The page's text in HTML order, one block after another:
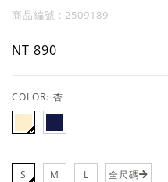
商品編號 : 2509189
NT 890
COLOR: 杏
S M L 全尺碼